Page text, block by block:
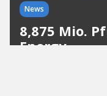
News
8,875 Mio.
Energy